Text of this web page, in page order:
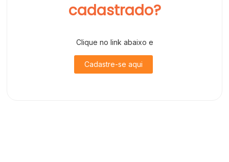
cadastrado?
Clique no link abaixo e
Cadastre-se aqui